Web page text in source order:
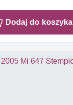
Dodaj do koszyka